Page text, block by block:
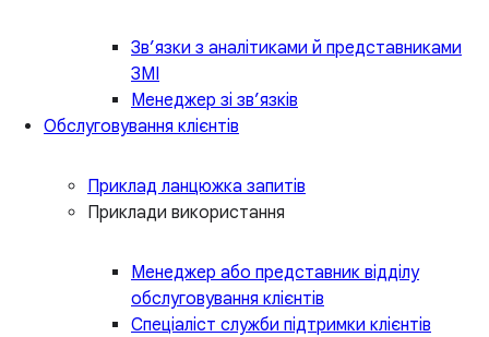
Зв’язки з аналітиками й представниками
ЗМІ
Менеджер зі зв’язків
Обслуговування клієнтів
Приклад ланцюжка запитів
Приклади використання
Менеджер або представник відділу
обслуговування клієнтів
Спеціаліст служби підтримки клієнтів